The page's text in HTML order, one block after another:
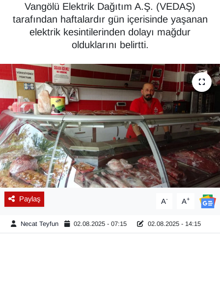
Vangölü Elektrik Dağıtım A.Ş. (VEDAŞ)
tarafından haftalardır gün içerisinde yaşanan
elektrik kesintilerinden dolayı mağdur
olduklarını belirtti.
Paylaş A- A+
Necat Teyfun 02.08.2025 - 07:15 02.08.2025 - 14:15
ÇEVRE
Deprem
Diğer
DÜNYA
EĞİTİM
EKONOMİ
Eleman
En çok konuşulanlar
Tüm Manşetler
Son Dakika Haberleri